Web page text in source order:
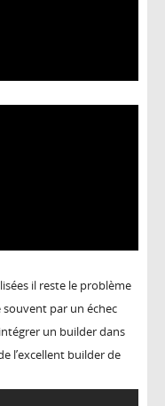
il reste le problème
souvent par un échec
un builder dans
l’excellent builder de